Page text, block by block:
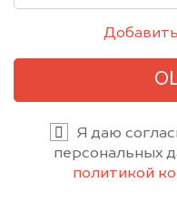
Я даю
персональных
политикой